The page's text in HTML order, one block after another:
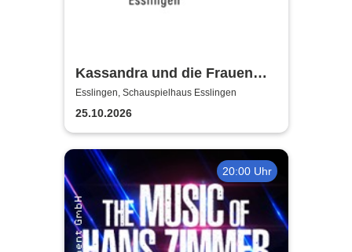
Kassandra und die Frauen
Trojas - Württembergische
Landesbühne Esslingen
Esslingen, Schauspielhaus Esslingen
25.10.2026
20:00 Uhr